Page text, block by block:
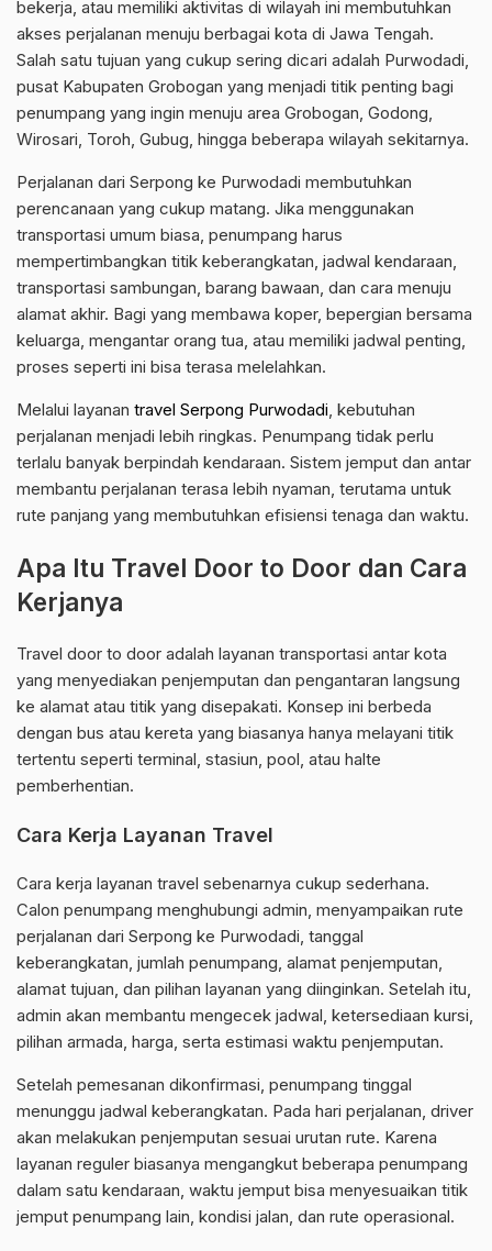
bekerja, atau memiliki aktivitas di wilayah ini membutuhkan
akses perjalanan menuju berbagai kota di Jawa Tengah.
Salah satu tujuan yang cukup sering dicari adalah Purwodadi,
pusat Kabupaten Grobogan yang menjadi titik penting bagi
penumpang yang ingin menuju area Grobogan, Godong,
Wirosari, Toroh, Gubug, hingga beberapa wilayah sekitarnya.
Perjalanan dari Serpong ke Purwodadi membutuhkan
perencanaan yang cukup matang. Jika menggunakan
transportasi umum biasa, penumpang harus
mempertimbangkan titik keberangkatan, jadwal kendaraan,
transportasi sambungan, barang bawaan, dan cara menuju
alamat akhir. Bagi yang membawa koper, bepergian bersama
keluarga, mengantar orang tua, atau memiliki jadwal penting,
proses seperti ini bisa terasa melelahkan.
Melalui layanan travel Serpong Purwodadi, kebutuhan
perjalanan menjadi lebih ringkas. Penumpang tidak perlu
terlalu banyak berpindah kendaraan. Sistem jemput dan antar
membantu perjalanan terasa lebih nyaman, terutama untuk
rute panjang yang membutuhkan efisiensi tenaga dan waktu.
Apa Itu Travel Door to Door dan Cara
Kerjanya
Travel door to door adalah layanan transportasi antar kota
yang menyediakan penjemputan dan pengantaran langsung
ke alamat atau titik yang disepakati. Konsep ini berbeda
dengan bus atau kereta yang biasanya hanya melayani titik
tertentu seperti terminal, stasiun, pool, atau halte
pemberhentian.
Cara Kerja Layanan Travel
Cara kerja layanan travel sebenarnya cukup sederhana.
Calon penumpang menghubungi admin, menyampaikan rute
perjalanan dari Serpong ke Purwodadi, tanggal
keberangkatan, jumlah penumpang, alamat penjemputan,
alamat tujuan, dan pilihan layanan yang diinginkan. Setelah itu,
admin akan membantu mengecek jadwal, ketersediaan kursi,
pilihan armada, harga, serta estimasi waktu penjemputan.
Setelah pemesanan dikonfirmasi, penumpang tinggal
menunggu jadwal keberangkatan. Pada hari perjalanan, driver
akan melakukan penjemputan sesuai urutan rute. Karena
layanan reguler biasanya mengangkut beberapa penumpang
dalam satu kendaraan, waktu jemput bisa menyesuaikan titik
jemput penumpang lain, kondisi jalan, dan rute operasional.